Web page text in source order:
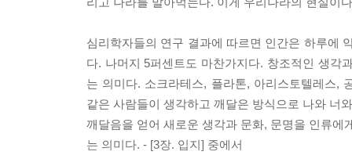
심리학자들의 연구 결과에 따르면 인간은 하루에
다. 나머지 5퍼센트도 마찬가지다. 창조적인 생각
는 의미다. 소크라테스, 플라톤, 아리스토텔레스,
같은 사람들이 생각하고 깨달은 방식으로 나와 너
깨달음을 얻어 새로운 생각과 문화, 문명을 인류
는 의미다. - [3장. 입지] 중에서